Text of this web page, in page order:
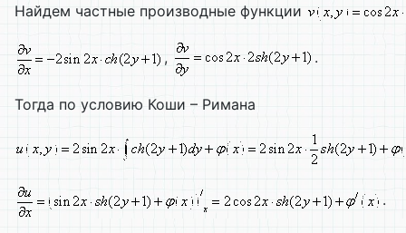
Найдем частные производные функции
, .
Тогда по условию Коши – Римана
.